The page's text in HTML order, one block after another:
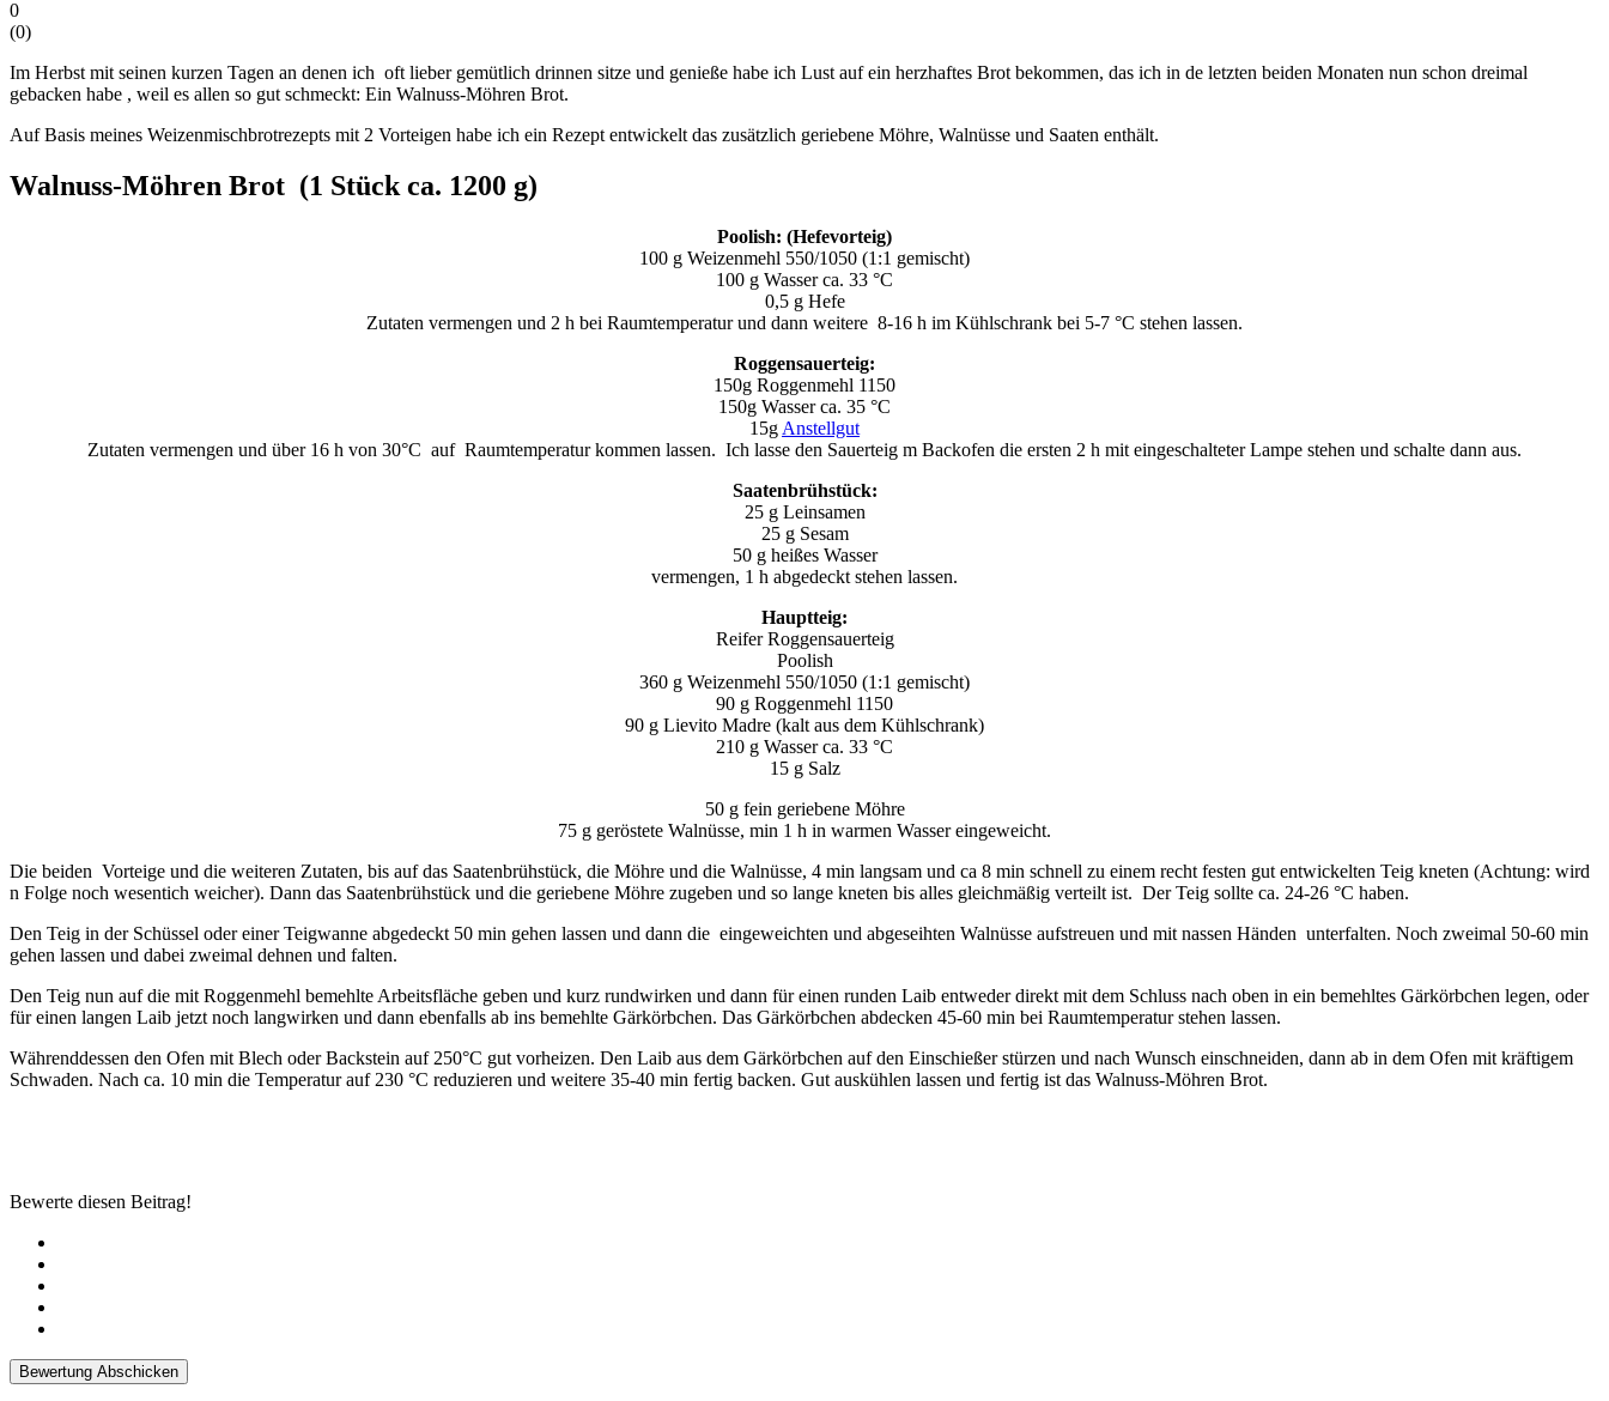
0
(0)
Im Herbst mit seinen kurzen Tagen an denen ich oft lieber gemütlich drinnen sitze und genieße habe ich Lust auf ein herzhaftes Brot bekommen, das ich in de letzten beiden Monaten nun schon dreimal
gebacken habe , weil es allen so gut schmeckt: Ein Walnuss-Möhren Brot.
Auf Basis meines Weizenmischbrotrezepts mit 2 Vorteigen habe ich ein Rezept entwickelt das zusätzlich geriebene Möhre, Walnüsse und Saaten enthält.
Walnuss-Möhren Brot (1 Stück ca. 1200 g)
Poolish: (Hefevorteig)
100 g Weizenmehl 550/1050 (1:1 gemischt)
100 g Wasser ca. 33 °C
0,5 g Hefe
Zutaten vermengen und 2 h bei Raumtemperatur und dann weitere 8-16 h im Kühlschrank bei 5-7 °C stehen lassen.
Roggensauerteig:
150g Roggenmehl 1150
150g Wasser ca. 35 °C
15g Anstellgut
Zutaten vermengen und über 16 h von 30°C auf Raumtemperatur kommen lassen. Ich lasse den Sauerteig m Backofen die ersten 2 h mit eingeschalteter Lampe stehen und schalte dann aus.
Saatenbrühstück:
25 g Leinsamen
25 g Sesam
50 g heißes Wasser
vermengen, 1 h abgedeckt stehen lassen.
Hauptteig:
Reifer Roggensauerteig
Poolish
360 g Weizenmehl 550/1050 (1:1 gemischt)
90 g Roggenmehl 1150
90 g Lievito Madre (kalt aus dem Kühlschrank)
210 g Wasser ca. 33 °C
15 g Salz
50 g fein geriebene Möhre
75 g geröstete Walnüsse, min 1 h in warmen Wasser eingeweicht.
Die beiden Vorteige und die weiteren Zutaten, bis auf das Saatenbrühstück, die Möhre und die Walnüsse, 4 min langsam und ca 8 min schnell zu einem recht festen gut entwickelten Teig kneten (Achtung: wird
n Folge noch wesentich weicher). Dann das Saatenbrühstück und die geriebene Möhre zugeben und so lange kneten bis alles gleichmäßig verteilt ist. Der Teig sollte ca. 24-26 °C haben.
Den Teig in der Schüssel oder einer Teigwanne abgedeckt 50 min gehen lassen und dann die eingeweichten und abgeseihten Walnüsse aufstreuen und mit nassen Händen unterfalten. Noch zweimal 50-60 min
gehen lassen und dabei zweimal dehnen und falten.
Den Teig nun auf die mit Roggenmehl bemehlte Arbeitsfläche geben und kurz rundwirken und dann für einen runden Laib entweder direkt mit dem Schluss nach oben in ein bemehltes Gärkörbchen legen, oder
für einen langen Laib jetzt noch langwirken und dann ebenfalls ab ins bemehlte Gärkörbchen. Das Gärkörbchen abdecken 45-60 min bei Raumtemperatur stehen lassen.
Währenddessen den Ofen mit Blech oder Backstein auf 250°C gut vorheizen. Den Laib aus dem Gärkörbchen auf den Einschießer stürzen und nach Wunsch einschneiden, dann ab in dem Ofen mit kräftigem
Schwaden. Nach ca. 10 min die Temperatur auf 230 °C reduzieren und weitere 35-40 min fertig backen. Gut auskühlen lassen und fertig ist das Walnuss-Möhren Brot.
Bewerte diesen Beitrag!
Bewertung Abschicken